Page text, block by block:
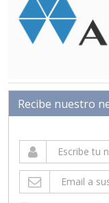
Recibe nuestro